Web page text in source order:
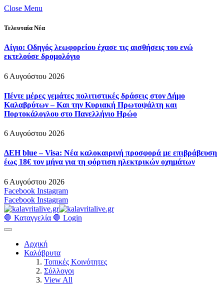
Close Menu
Τελευταία Νέα
Αίγιο: Οδηγός λεωφορείου έχασε τις αισθήσεις του ενώ
εκτελούσε δρομολόγιο
6 Αυγούστου 2026
Πέντε μέρες γεμάτες πολιτιστικές δράσεις στον Δήμο
Καλαβρύτων – Και την Κυριακή Πρωτοψάλτη και
Πορτοκάλογλου στο Πανελλήνιο Ηρώο
6 Αυγούστου 2026
ΔΕΗ blue – Visa: Νέα καλοκαιρινή προσφορά με επιβράβευση
έως 18€ τον μήνα για τη φόρτιση ηλεκτρικών οχημάτων
6 Αυγούστου 2026
Facebook Instagram
Facebook Instagram
🛑 Καταγγελία 🛑 Login
Αρχική
Καλάβρυτα
Τοπικές Κοινότητες
Σύλλογοι
View All